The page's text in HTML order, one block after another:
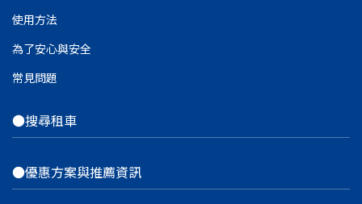
使用方法
為了安心與安全
常見問題
●搜尋租車
●優惠方案與推薦資訊